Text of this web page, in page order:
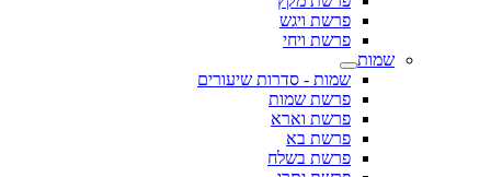
פרשת ויגש
פרשת ויחי
שמות
שמות - סדרות שיעורים
פרשת שמות
פרשת וארא
פרשת בא
פרשת בשלח